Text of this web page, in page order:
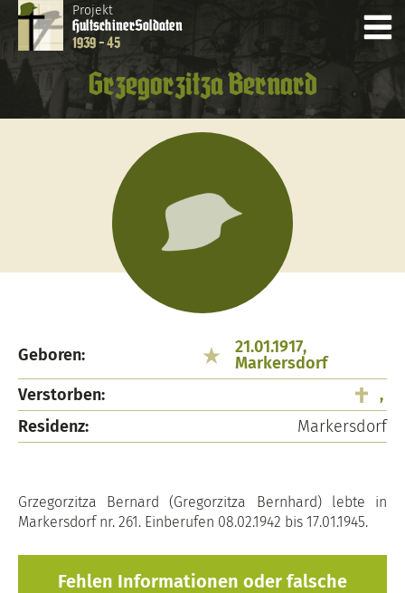
Projekt
HultschinerSoldaten
1939 - 45
Grzegorzitza Bernard
Geboren:
21.01.1917,
Markersdorf
Verstorben:
,
Residenz:
Markersdorf
Grzegorzitza Bernard (Gregorzitza Bernhard) lebte in
Markersdorf nr. 261. Einberufen 08.02.1942 bis 17.01.1945.
Fehlen Informationen oder falsche